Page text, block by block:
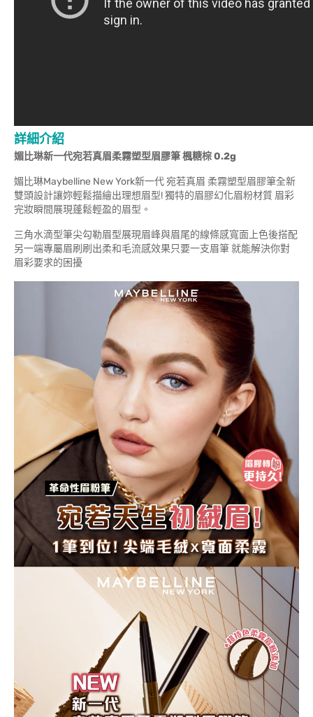
詳細介紹
媚比琳新一代宛若真眉柔霧塑型眉膠筆 楓糖棕 0.2g
媚比琳Maybelline New York新一代 宛若真眉 柔霧塑型眉膠筆全新
雙頭設計讓妳輕鬆描繪出理想眉型! 獨特的眉膠幻化眉粉材質 眉彩
完妝瞬間展現蓬鬆輕盈的眉型。
三角水滴型筆尖勾勒眉型展現眉峰與眉尾的線條感寬面上色後搭配
另一端專屬眉刷刷出柔和毛流感效果只要一支眉筆 就能解決你對
眉彩要求的困擾